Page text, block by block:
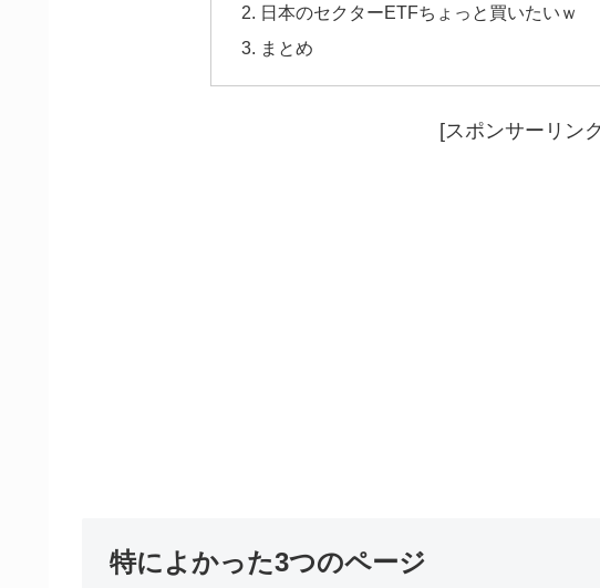
日本のセクターETFちょっと買いたいｗ
まとめ
[スポンサーリン
特によかった3つのページ